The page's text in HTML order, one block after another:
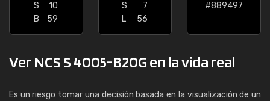
S
10
B
59
S
7
L
56
#889497
Ver NCS S 4005-B20G en la vida real
Es un riesgo tomar una decisión basada en la visualización de un